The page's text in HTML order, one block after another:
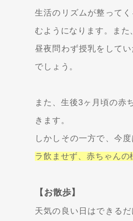
生活のリズムが整って
むようになります。また
昼夜問わず授乳をして
でしょう。
また、生後3ヶ月頃の赤
きます。
しかしその一方で、今
ラ飲ませず、赤ちゃんの
【お散歩】
天気の良い日はできる